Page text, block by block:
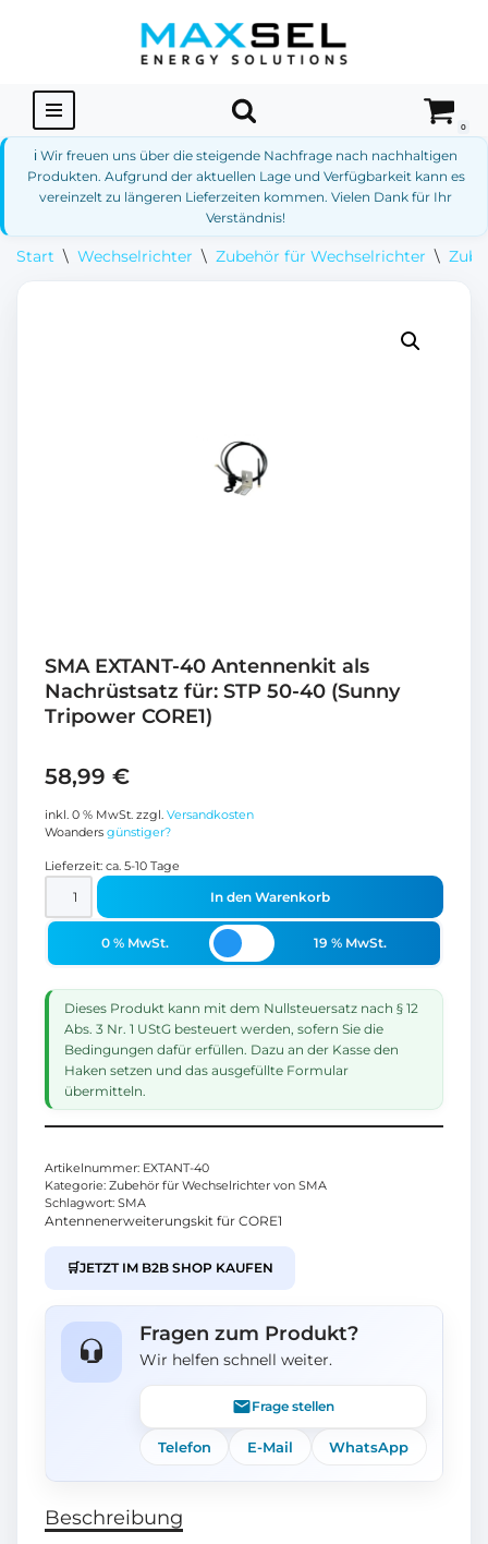
springen
0
ℹ️ Wir freuen uns über die steigende Nachfrage nach nachhaltigen
Produkten. Aufgrund der aktuellen Lage und Verfügbarkeit kann es
vereinzelt zu längeren Lieferzeiten kommen. Vielen Dank für Ihr
Verständnis!
Start \ Wechselrichter \ Zubehör für Wechselrichter \
SMA EXTANT-40 Antennenkit als
Nachrüstsatz für: STP 50-40 (Sunny
Tripower CORE1)
58,99 €
inkl. 0 % MwSt. zzgl. Versandkosten
Woanders günstiger?
Lieferzeit: ca. 5-10 Tage
In den Warenkorb
0 % MwSt. 19 % MwSt.
Dieses Produkt kann mit dem Nullsteuersatz nach § 12
Abs. 3 Nr. 1 UStG besteuert werden, sofern Sie die
Bedingungen dafür erfüllen. Dazu an der Kasse den
Haken setzen und das ausgefüllte Formular
übermitteln.
Artikelnummer: EXTANT-40
Kategorie: Zubehör für Wechselrichter von SMA
Schlagwort: SMA
Antennenerweiterungskit für CORE1
🛒JETZT IM B2B SHOP KAUFEN
Fragen zum Produkt?
Wir helfen schnell weiter.
Frage stellen
Telefon E-Mail WhatsApp
Beschreibung